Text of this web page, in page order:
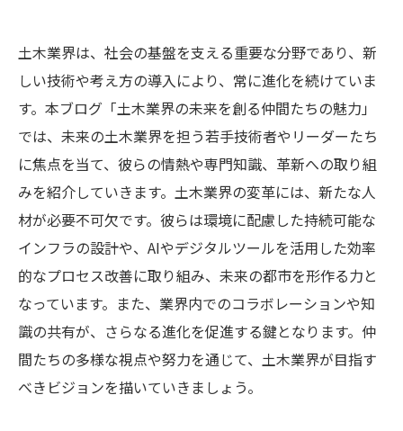
土木業界は、社会の基盤を支える重要な分野であり、新
しい技術や考え方の導入により、常に進化を続けていま
す。本ブログ「土木業界の未来を創る仲間たちの魅力」
では、未来の土木業界を担う若手技術者やリーダーたち
に焦点を当て、彼らの情熱や専門知識、革新への取り組
みを紹介していきます。土木業界の変革には、新たな人
材が必要不可欠です。彼らは環境に配慮した持続可能な
インフラの設計や、AIやデジタルツールを活用した効率
的なプロセス改善に取り組み、未来の都市を形作る力と
なっています。また、業界内でのコラボレーションや知
識の共有が、さらなる進化を促進する鍵となります。仲
間たちの多様な視点や努力を通じて、土木業界が目指す
べきビジョンを描いていきましょう。